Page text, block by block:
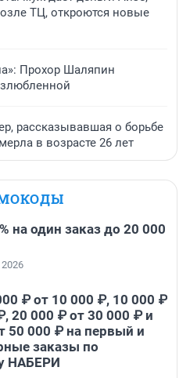
ТЦ, откроются новые
Прохор Шаляпин
рассказывавшая о борьбе
в возрасте 26 лет
на один заказ до 20 000
2026
₽ от 10 000 ₽, 10 000 ₽
20 000 ₽ от 30 000 ₽ и
50 000 ₽ на первый и
заказы по
НАБЕРИ